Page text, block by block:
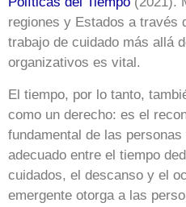
regiones y Estados a través
trabajo de cuidado más allá
organizativos es vital.
El tiempo, por lo tanto,
como un derecho: es el
fundamental de las
adecuado entre el tiempo
cuidados, el descanso y el
emergente otorga a las